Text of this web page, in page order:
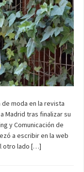
moda en la revista
Madrid tras finalizar su
y Comunicación de
a escribir en la web
otro lado […]